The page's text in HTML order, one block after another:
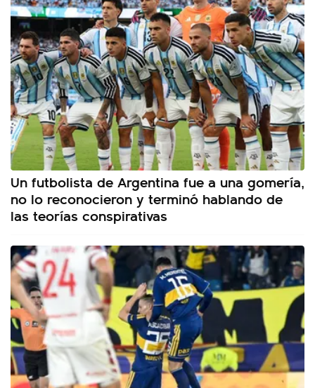
Un futbolista de Argentina fue a una gomería,
no lo reconocieron y terminó hablando de
las teorías conspirativas